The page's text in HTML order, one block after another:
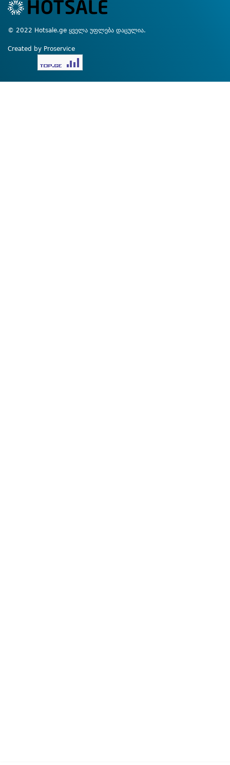
© 2022 Hotsale.ge ყველა უფლება დაცულია.
Created by Proservice